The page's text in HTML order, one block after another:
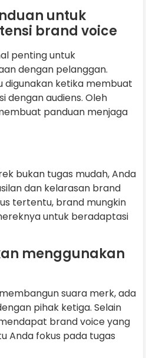
untuk
brand voice
penting untuk
dengan pelanggan.
digunakan ketika membuat
dengan audiens. Oleh
panduan menjaga
bukan tugas mudah, Anda
dan kelarasan brand
tertentu, brand mungkin
untuk beradaptasi
menggunakan
suara merk, ada
pihak ketiga. Selain
brand voice yang
Anda fokus pada tugas